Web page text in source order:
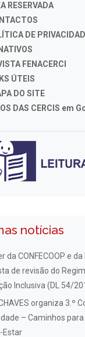
RESERVADA
DE
FENACERCI
ÚTEIS
DO SITE
DAS CERCIS em
notícias
da CONFECOOP e
de revisão do
Inclusiva (DL 54/
organiza 3.º
– Caminhos
Estar